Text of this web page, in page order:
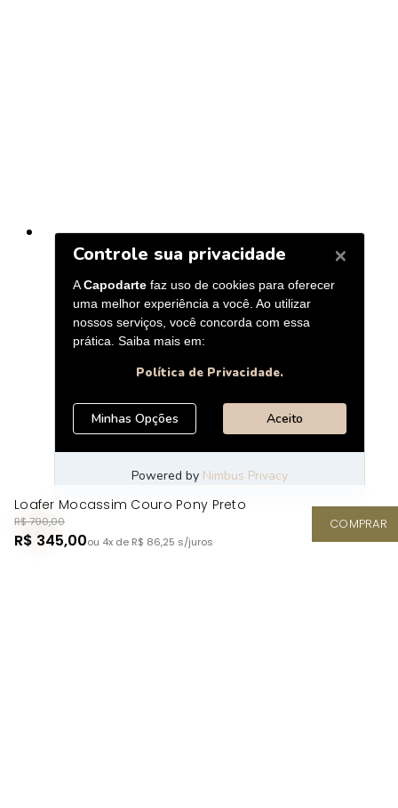
Loafer Mocassim Couro Pony Preto
R$ 790,00
R$ 345,00ou 4x de R$ 86,25 s/juros
COMPRAR